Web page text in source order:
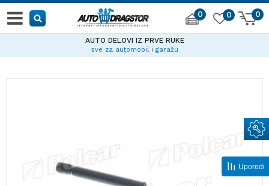
0 0
0
AUTO DELOVI IZ PRVE RUKE
sve za automobil i garažu
Uporedi